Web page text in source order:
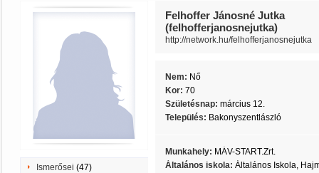
Ismerősei (47)
Felhoffer Jánosné Jutka
(felhofferjanosnejutka)
http://network.hu/felhofferjanosnejutka
Nem: Nő
Kor: 70
Születésnap: március 12.
Település: Bakonyszentlászló
Munkahely: MÁV-START.Zrt.
Általános iskola: Általános Iskola,